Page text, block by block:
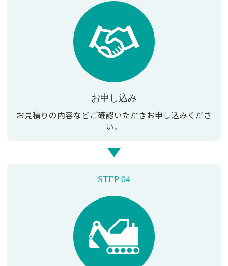
お申し込み
お見積りの内容などご確認いただきお申し込みくださ
い。
STEP 04